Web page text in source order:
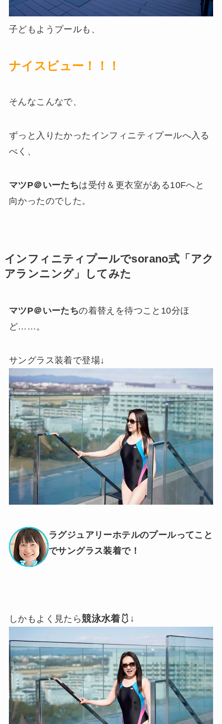
子どもようプールも、
ナイスビュー！！！
そんなこんなで、
ずっと入りたかったインフィニティプールへ入る
べく、
マツP＠いーたちは受付＆更衣室がある10Fへと
向かったのでした。
インフィニティプールでsorano式「アク
アランニング」してみた
マツP＠いーたちの着替えを待つこと10分ほ
ど……。
サングラス装着で登場↓
ラグジュアリーホテルのプールってこと
でサングラス装着で！
しかもよく見たら競泳水着🩱↓